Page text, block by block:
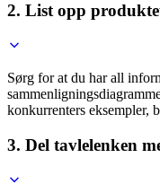
2. List opp
Sørg for at du har all
konkurrenters eksempler,
3. Del tavlelenken